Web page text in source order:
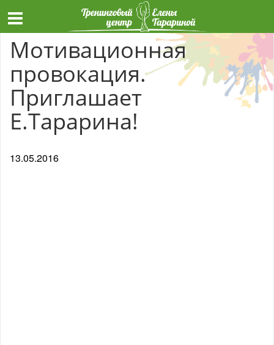
Мотивационная
провокация.
Приглашает
Е.Тарарина!
13.05.2016